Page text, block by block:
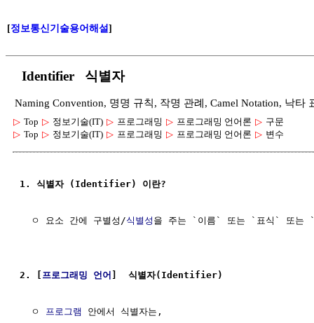
[정보통신기술용어해설]
Identifier 식별자
Naming Convention, 명명 규칙, 작명 관례, Camel Notation, 낙타
▷ Top ▷ 정보기술(IT) ▷ 프로그래밍 ▷ 프로그래밍 언어론 ▷ 구문
▷ Top ▷ 정보기술(IT) ▷ 프로그래밍 ▷ 프로그래밍 언어론 ▷ 변수
1. 식별자 (Identifier) 이란?
  ㅇ 요소 간에 구별성/
식별성 을 주는 `이름` 또는 `표식` 또는
2. [ 프로그래밍 언어 ]  식별자(Identifier)
  ㅇ
프로그램
안에서 식별자는,